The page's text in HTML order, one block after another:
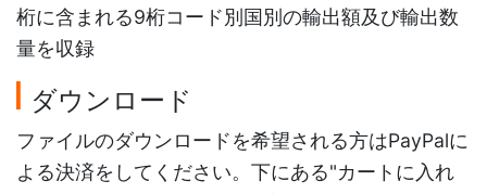
桁に含まれる9桁コード別国別の輸出額及び輸出数
量を収録
ダウンロード
ファイルのダウンロードを希望される方はPayPalに
よる決済をしてください。下にある"カートに入れ